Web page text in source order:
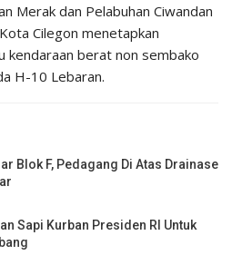
Merak dan Pelabuhan Ciwandan
Cilegon menetapkan
kendaraan berat non sembako
H-10 Lebaran.
Blok F, Pedagang Di Atas Drainase
Sapi Kurban Presiden RI Untuk